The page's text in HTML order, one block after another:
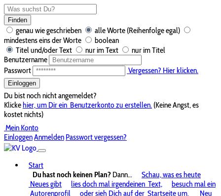
Finden
genau wie geschrieben
alle Worte (Reihenfolge egal)
mindestens eins der Worte
boolean
Titel und/oder Text
nur im Text
nur im Titel
Benutzername
Passwort
Vergessen? Hier klicken.
Einloggen
Du bist noch nicht angemeldet?
Klickehier, um Dir ein Benutzerkonto zu erstellen. (Keine Angst, es
kostet nichts)
Mein Konto
EinloggenAnmelden Passwort vergessen?
Start
Du hast noch keinen Plan? Dann...
Schau, was es heute
Neues gibt
lies doch mal irgendeinen Text,
besuch mal ein
Autorenprofil
oder sieh Dich auf der Startseite um.
Neu